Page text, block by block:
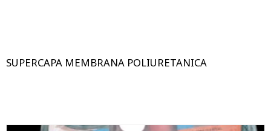
SUPERCAPA MEMBRANA POLIURETANICA